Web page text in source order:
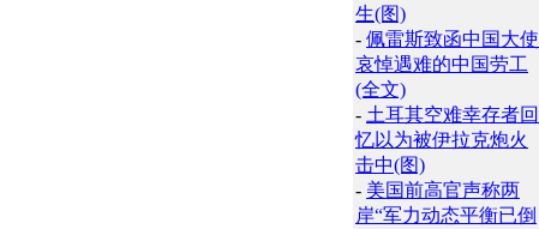
生(图)
- 佩雷斯致函中国大使
哀悼遇难的中国劳工
(全文)
- 土耳其空难幸存者回
忆以为被伊拉克炮火
击中(图)
- 美国前高官声称两
岸“军力动态平衡已倒